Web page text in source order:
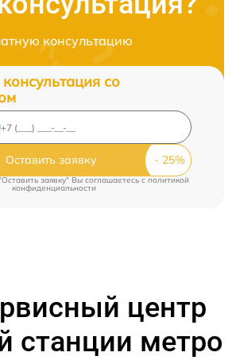
консультацию
со
Оставить заявку
заявку" Вы соглашаетесь c политикой
конфиденциальности
центр
станции метро